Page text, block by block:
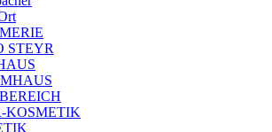
STEYR
KOSMETIK